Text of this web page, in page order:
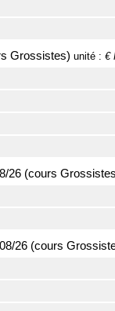
Grossistes) unité : €
26 (cours
26 (cours